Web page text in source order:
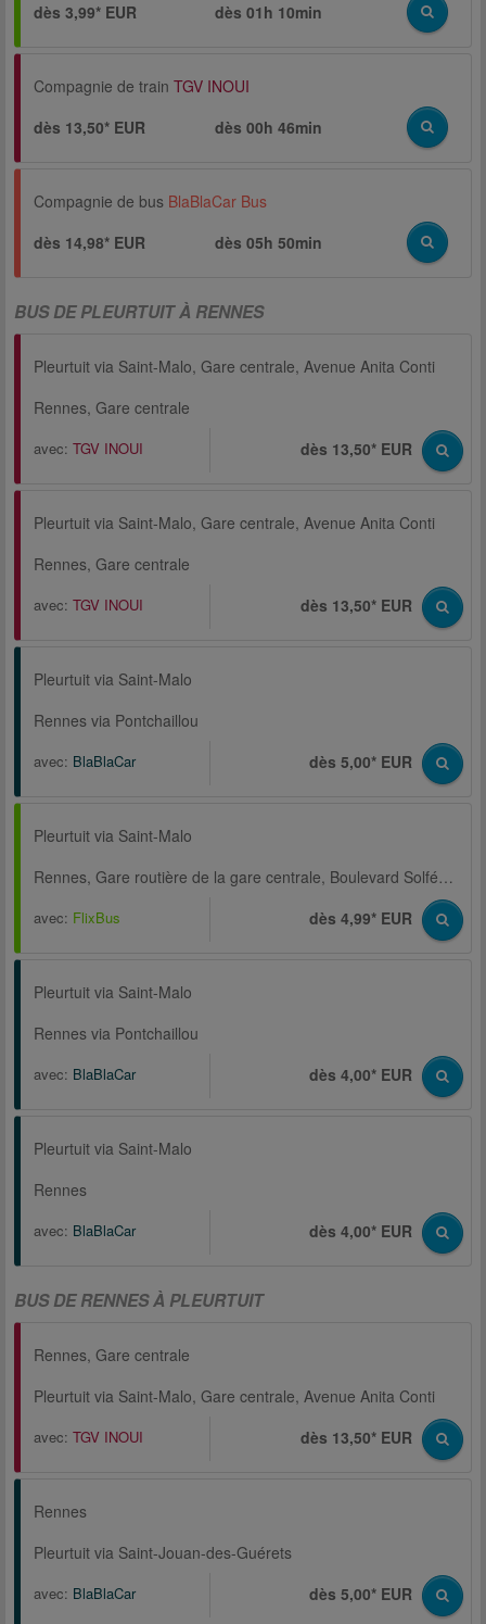
dès 3,99* EUR
dès01h 10min
Compagnie de train TGV INOUI
dès 13,50* EUR
dès00h 46min
Compagnie de bus BlaBlaCar Bus
dès 14,98* EUR
dès05h 50min
BUS DE PLEURTUIT À RENNES
Pleurtuit via Saint-Malo, Gare centrale, Avenue Anita Conti
Rennes, Gare centrale
avec: TGV INOUI dès 13,50* EUR
Pleurtuit via Saint-Malo, Gare centrale, Avenue Anita Conti
Rennes, Gare centrale
avec: TGV INOUI dès 13,50* EUR
Pleurtuit via Saint-Malo
Rennes via Pontchaillou
avec: BlaBlaCar dès 5,00* EUR
Pleurtuit via Saint-Malo
Rennes, Gare routière de la gare centrale, Boulevard Solférino
avec: FlixBus dès 4,99* EUR
Pleurtuit via Saint-Malo
Rennes via Pontchaillou
avec: BlaBlaCar dès 4,00* EUR
Pleurtuit via Saint-Malo
Rennes
avec: BlaBlaCar dès 4,00* EUR
BUS DE RENNES À PLEURTUIT
Rennes, Gare centrale
Pleurtuit via Saint-Malo, Gare centrale, Avenue Anita Conti
avec: TGV INOUI dès 13,50* EUR
Rennes
Pleurtuit via Saint-Jouan-des-Guérets
avec: BlaBlaCar dès 5,00* EUR